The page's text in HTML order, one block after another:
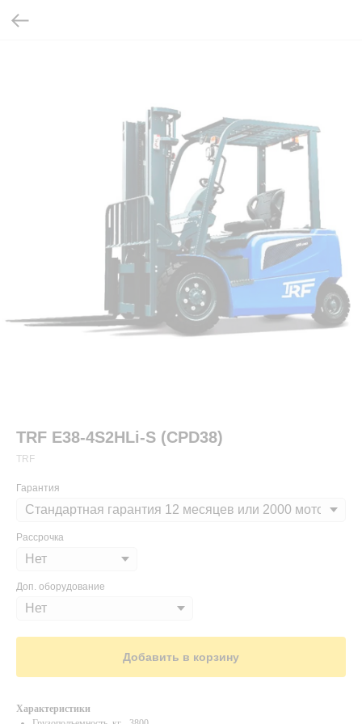
TRF E38-4S2HLi-S (CPD38)
TRF
Гарантия
Рассрочка
Доп. оборудование
Добавить в корзину
Характеристики